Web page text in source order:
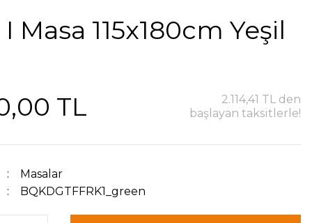
Masa 115x180cm Yeşil
TL
2.114,41 TL den
başlayan taksitlerle!
Masalar
BQKDGTFFRK1_green